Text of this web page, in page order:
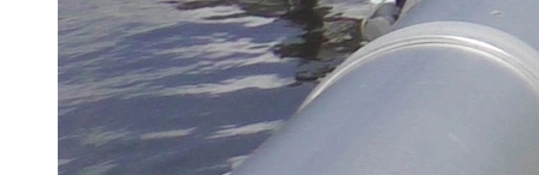
Grüne Gebäude und Wasserlösungen für
klimaresiliente Städte
21. Juli 2026